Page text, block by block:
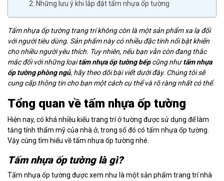
2: Những lưu ý khi lắp đặt tấm nhựa ốp tường
Tấm nhựa ốp tường trang trí không còn là một sản phẩm xa lạ đối
với người tiêu dùng. Sản phẩm này có nhiều đặc tính nổi bật khiến
cho nhiều người yêu thích. Tuy nhiên, nếu bạn vẫn còn đang thắc
mắc đối với những loạitấm nhựa ốp tường bếpcũng nhưtấm nhựa
ốp tường phòng ngủ, hãy theo dõi bài viết dưới đây. Chúng tôi sẽ
cung cấp thông tin cho bạn một cách cụ thể và rõ ràng nhất có thể.
Tổng quan về tấm nhựa ốp tường
Hiện nay, có khá nhiều kiểu trang trí ở tường được sử dụng để làm
tăng tính thẩm mỹ của nhà ở, trong số đó có tấm nhựa ốp tường.
Vậy cùng tìm hiểu về tấm nhựa ốp tường nhé.
Tấm nhựa ốp tường là gì?
Tấm nhựa ốp tường được xem như là một sản phẩm trang trí nhà